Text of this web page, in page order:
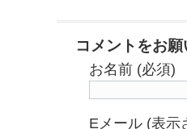
コメントをお
お名前 (必須)
Eメール (表示